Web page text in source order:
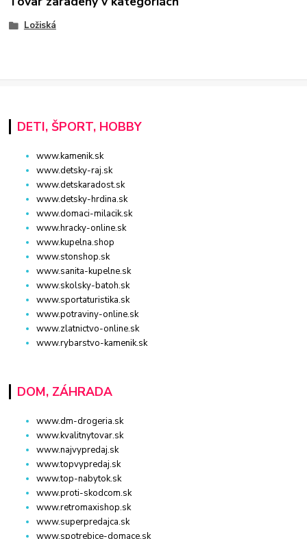
Ložiská
DETI, ŠPORT, HOBBY
www.kamenik.sk
www.detsky-raj.sk
www.detskaradost.sk
www.detsky-hrdina.sk
www.domaci-milacik.sk
www.hracky-online.sk
www.kupelna.shop
www.stonshop.sk
www.sanita-kupelne.sk
www.skolsky-batoh.sk
www.sportaturistika.sk
www.potraviny-online.sk
www.zlatnictvo-online.sk
www.rybarstvo-kamenik.sk
DOM, ZÁHRADA
www.dm-drogeria.sk
www.kvalitnytovar.sk
www.najvypredaj.sk
www.topvypredaj.sk
www.top-nabytok.sk
www.proti-skodcom.sk
www.retromaxishop.sk
www.superpredajca.sk
www.spotrebice-domace.sk